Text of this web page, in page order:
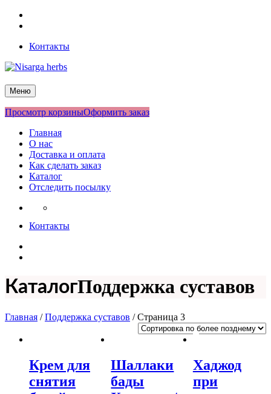
Перейти
Контакты
Nisarga herbs
Меню
Просмотр корзиныОформить заказ
Главная
О нас
Доставка и оплата
Как сделать заказ
Каталог
Отследить посылку
Контакты
КаталогПоддержка суставов
Главная /Поддержка суставов / Страница 3
Крем для
снятия
Шаллаки
бады
Хаджод
при